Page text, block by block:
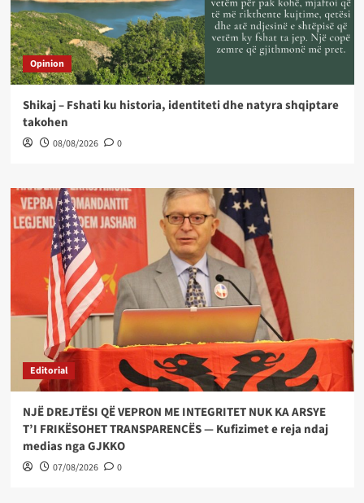
Opinion
Shikaj – Fshati ku historia, identiteti dhe natyra shqiptare
takohen
08/08/2026 0
Editorial
NJË DREJTËSI QË VEPRON ME INTEGRITET NUK KA ARSYE
T’I FRIKËSOHET TRANSPARENCËS — Kufizimet e reja ndaj
medias nga GJKKO
07/08/2026 0